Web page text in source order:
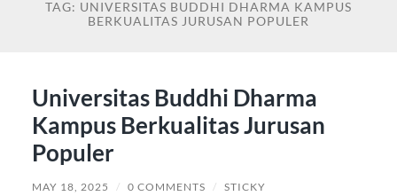
TAG: UNIVERSITAS BUDDHI DHARMA KAMPUS
BERKUALITAS JURUSAN POPULER
Universitas Buddhi Dharma
Kampus Berkualitas Jurusan
Populer
MAY 18, 2025 / 0 COMMENTS / STICKY